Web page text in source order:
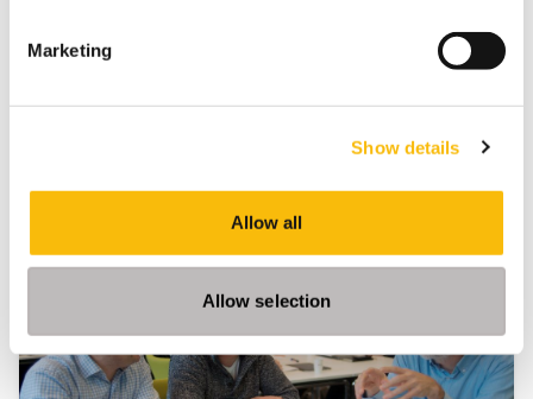
Marketing
Show details
Allow all
Allow selection
Locatie:
Breukelen
Tijdens de collegereeks Excellent Leiderschap geven
experts nieuwe invalshoeken op leiderschap en leer
je hoe je dit toepast in jouw dagelijkse werk.